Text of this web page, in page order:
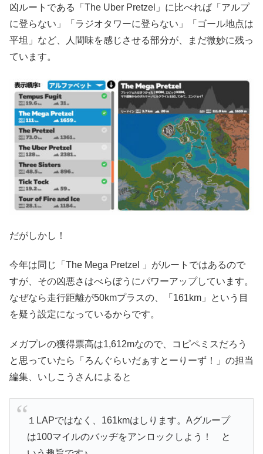
凶ルートである「The Uber Pretzel」に比べれば「アルプ
に登らない」「ラジオタワーに登らない」「ゴール地点は
平坦」など、人間味を感じさせる部分が、まだ微妙に残っ
ています。
だがしかし！
今年は同じ「The Mega Pretzel 」がルートではあるので
すが、その凶悪さはべらぼうにパワーアップしています。
なぜなら走行距離が50kmプラスの、「161km」という目
を疑う設定になっているからです。
メガプレの獲得票高は1,612mなので、コピペミスだろう
と思っていたら「ろんぐらいだぁすとーりーず！」の担当
編集、いしこうさんによると
１LAPではなく、161kmはしります。Aグループ
は100マイルのバッヂをアンロックしよう！ と